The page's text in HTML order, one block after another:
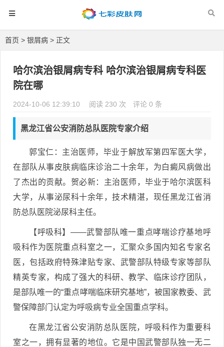
首页 > 银屑病 > 正文
哈尔滨治银屑病专科 哈尔滨治银屑病专科医
院在哪
2024-10-06 12:39:10 阅读 230 次 评论 0 条
黑龙江省公安消防总队医院专家介绍
郭宝仁：主治医师，毕业于解放军第四军医大学，
在部队从事皮肤病临床诊治二十余年，为白癜风病做出
了杰出的贡献。贺必新：主治医师，毕业于哈尔滨医科
大学，从事泌尿科十余年，技术精湛，现任黑龙江省消
防总队医院泌尿科主任。
【呼吸科】——武警部队唯一重点哮喘诊疗基地呼
吸科作为医院重点科室之一，汇聚众多国内知名专家名
医，包括政府特殊津贴专家、武警部队特级专家等部队
精英专家，构成了强大的科研、教学、临床诊疗团队，
是部队唯一的“重点哮喘临床研究基地”，被国家教委、武
警保障部门认定为呼吸病专业全国重点学科。
在黑龙江省公安消防总队医院，呼吸科作为重要科
室之一，拥有显著的地位。它是中国武警部队独一无二